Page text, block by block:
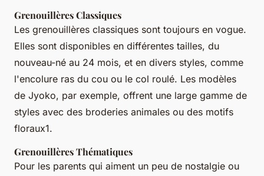
Grenouillères Classiques
Les grenouillères classiques sont toujours en vogue.
Elles sont disponibles en différentes tailles, du
nouveau-né au 24 mois, et en divers styles, comme
l'encolure ras du cou ou le col roulé. Les modèles
de Jyoko, par exemple, offrent une large gamme de
styles avec des broderies animales ou des motifs
floraux1.
Grenouillères Thématiques
Pour les parents qui aiment un peu de nostalgie ou